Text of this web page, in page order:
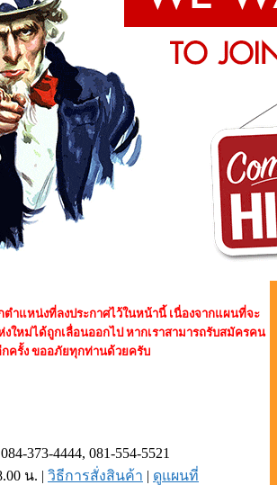
ตำแหน่งที่ลงประกาศไว้ในหน้านี้ เนื่องจากแผนที่จะ
งใหม่ได้ถูกเลื่อนออกไป หากเราสามารถรับสมัครคน
กครั้ง ขออภัยทุกท่านด้วยครับ
373-4444, 081-554-5521
น. | วิธีการสั่งสินค้า | ดูแผนที่